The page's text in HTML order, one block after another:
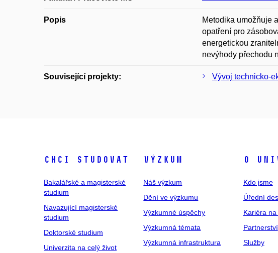
Popis
Metodika umožňuje
opatření pro
energetickou
nevýhody přechodu
Související projekty: Vývoj technicko-
Chci studovat
Bakalářské a magisterské
studium
Navazující magisterské
studium
Doktorské studium
Univerzita na celý život
Výzkum
Náš výzkum
Dění ve výzkumu
Výzkumné úspěchy
Výzkumná témata
Výzkumná infrastruktura
O
Kdo jsme
Úřední
Kariéra na
Partnerství
Služby